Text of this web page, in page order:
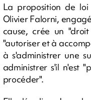
La proposition de
Olivier Falorni,
cause, crée un
"autoriser et à
à s'administrer une
administrer s'il n'est
procéder".